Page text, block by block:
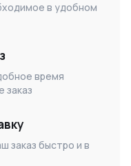
в удобном
время
заказ
заказ быстро и в